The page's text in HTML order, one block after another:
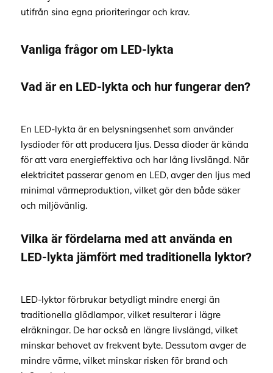
utifrån sina egna prioriteringar och krav.
Vanliga frågor om LED-lykta
Vad är en LED-lykta och hur fungerar den?
En LED-lykta är en belysningsenhet som använder
lysdioder för att producera ljus. Dessa dioder är kända
för att vara energieffektiva och har lång livslängd. När
elektricitet passerar genom en LED, avger den ljus med
minimal värmeproduktion, vilket gör den både säker
och miljövänlig.
Vilka är fördelarna med att använda en
LED-lykta jämfört med traditionella lyktor?
LED-lyktor förbrukar betydligt mindre energi än
traditionella glödlampor, vilket resulterar i lägre
elräkningar. De har också en längre livslängd, vilket
minskar behovet av frekvent byte. Dessutom avger de
mindre värme, vilket minskar risken för brand och